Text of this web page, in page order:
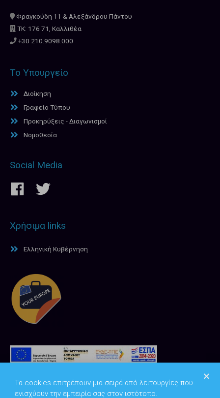
Φραγκούδη 11 & Αλεξάνδρου Πάντου
ΤΚ: 176 71, Καλλιθέα
+30 210.9098.000
Το Υπουργείο
Διοίκηση
Γραφείο Τύπου
Προκηρύξεις - Διαγωνισμοί
Νομοθεσία
Social Media
Χρήσιμα links
Ελληνική Κυβέρνηση
Τα cookies επιτρέπουν μια σειρά από λειτουργίες που
ενισχύουν την εμπειρία σας στον ιστότοπο.